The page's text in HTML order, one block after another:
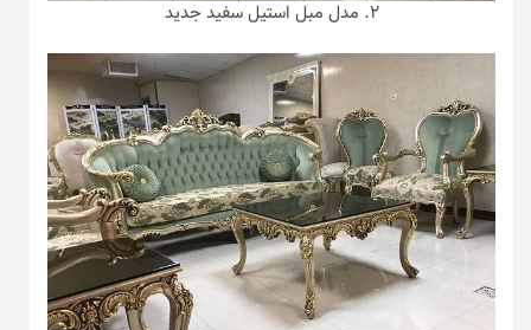
۲. مدل مبل استیل سفید جدید